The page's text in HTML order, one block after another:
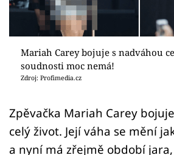
Sledujte prima+
Přihlášení
Mariah Carey bojuje s nadváhou
soudnosti moc nemá!
Zdroj: Profimedia.cz
Zpěvačka Mariah Carey
celý život. Její váha se mění
a nyní má zřejmě období